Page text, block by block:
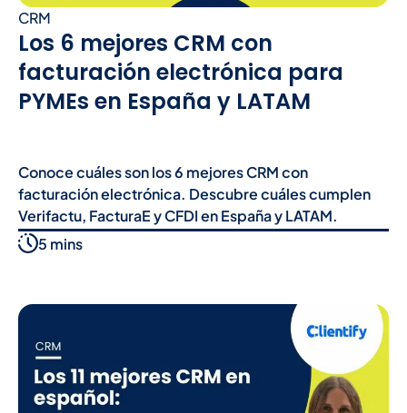
CRM
Los 6 mejores CRM con
facturación electrónica para
PYMEs en España y LATAM
Conoce cuáles son los 6 mejores CRM con
facturación electrónica. Descubre cuáles cumplen
Verifactu, FacturaE y CFDI en España y LATAM.
5 mins